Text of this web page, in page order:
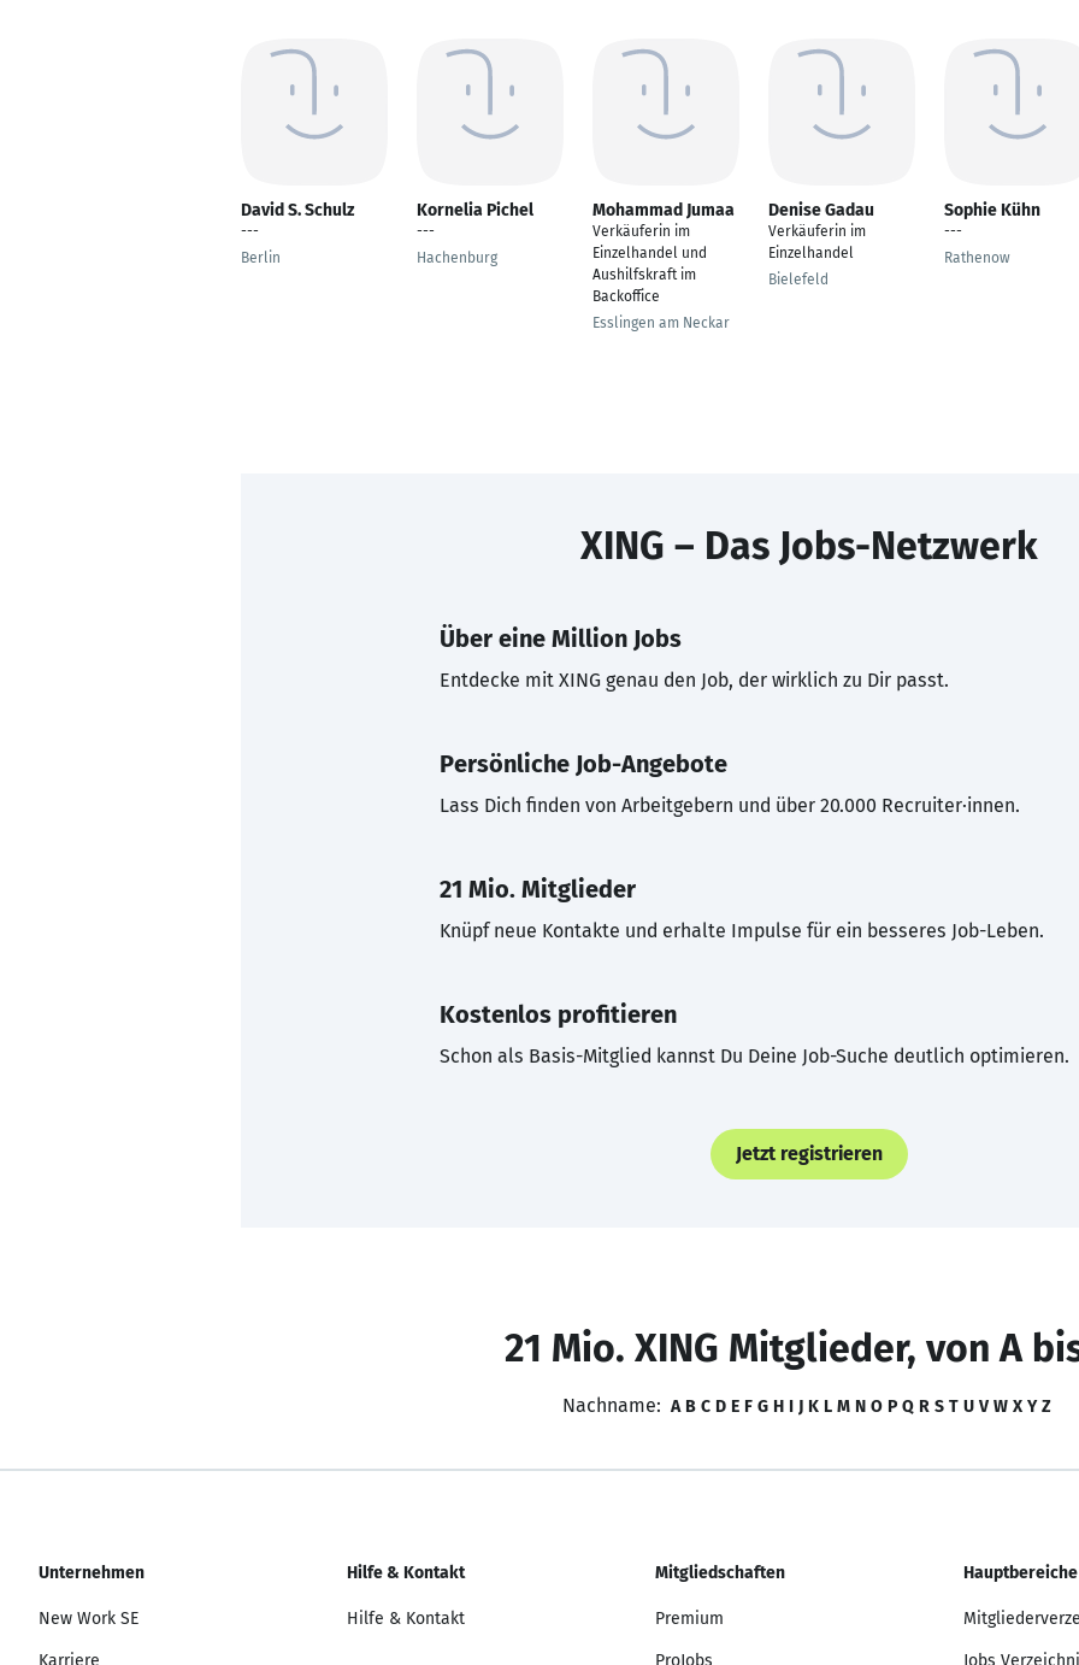
David S. Schulz
---
Berlin
Kornelia Pichel
---
Hachenburg
Mohammad Jumaa
Verkäuferin im
Einzelhandel und
Aushilfskraft im
Backoffice
Esslingen am Neckar
Denise Gadau
Verkäuferin im
Einzelhandel
Bielefeld
Sophie Kühn
---
Rathenow
XING – Das Jobs-Netzwerk
Über eine Million Jobs
Entdecke mit XING genau den Job, der wirklich zu Dir passt.
Persönliche Job-Angebote
Lass Dich finden von Arbeitgebern und über 20.000 Recruiter·innen.
21 Mio. Mitglieder
Knüpf neue Kontakte und erhalte Impulse für ein besseres Job-Leben.
Kostenlos profitieren
Schon als Basis-Mitglied kannst Du Deine Job-Suche deutlich optimieren.
Jetzt registrieren
21 Mio. XING Mitglieder, von A
Nachname: A B C D E F G H I J K L M N O P Q R S T U V W X Y Z
Unternehmen
New Work SE
Karriere
Hilfe & Kontakt
Hilfe & Kontakt
Mitgliedschaften
Premium
ProJobs
Hauptbereiche
Jobs